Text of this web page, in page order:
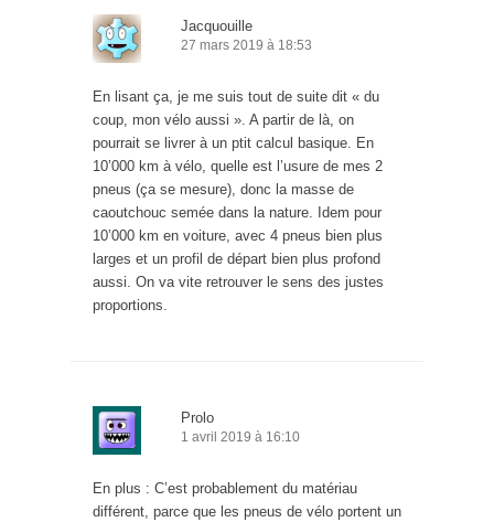
Jacquouille
27 mars 2019 à 18:53
En lisant ça, je me suis tout de suite dit « du
coup, mon vélo aussi ». A partir de là, on
pourrait se livrer à un ptit calcul basique. En
10’000 km à vélo, quelle est l’usure de mes 2
pneus (ça se mesure), donc la masse de
caoutchouc semée dans la nature. Idem pour
10’000 km en voiture, avec 4 pneus bien plus
larges et un profil de départ bien plus profond
aussi. On va vite retrouver le sens des justes
proportions.
Prolo
1 avril 2019 à 16:10
En plus : C’est probablement du matériau
différent, parce que les pneus de vélo portent un